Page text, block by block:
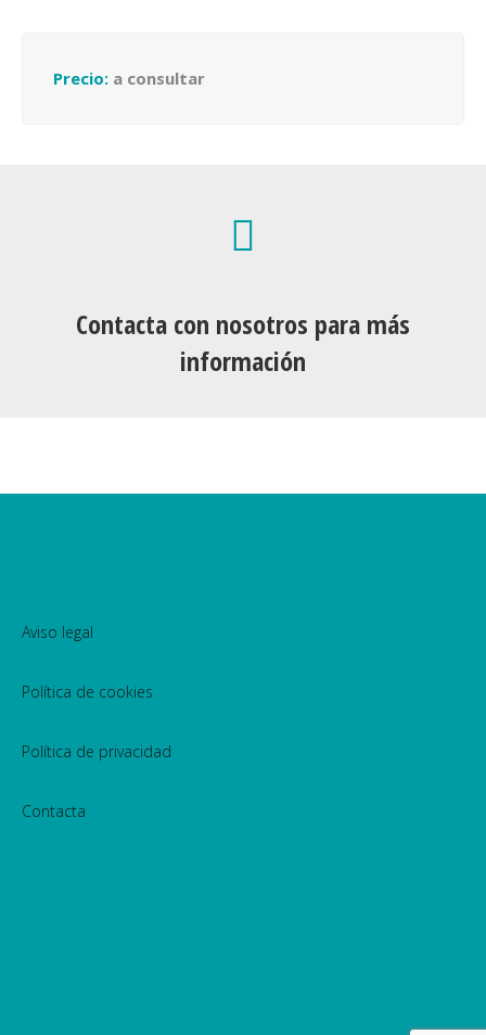
Precio: a consultar
Contacta con nosotros para más
información
Aviso legal
Política de cookies
Política de privacidad
Contacta